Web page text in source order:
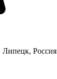
Липецк, Россия